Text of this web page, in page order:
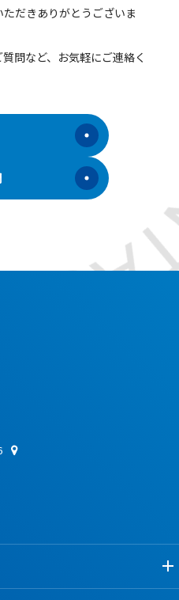
だきありがとうございま
問など、お気軽にご連絡く